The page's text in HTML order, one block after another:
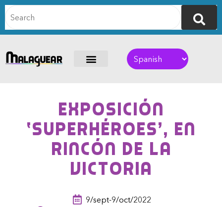
Exposición
‘Superhéroes’, en
Rincón de la
Victoria
9/sept-9/oct/2022